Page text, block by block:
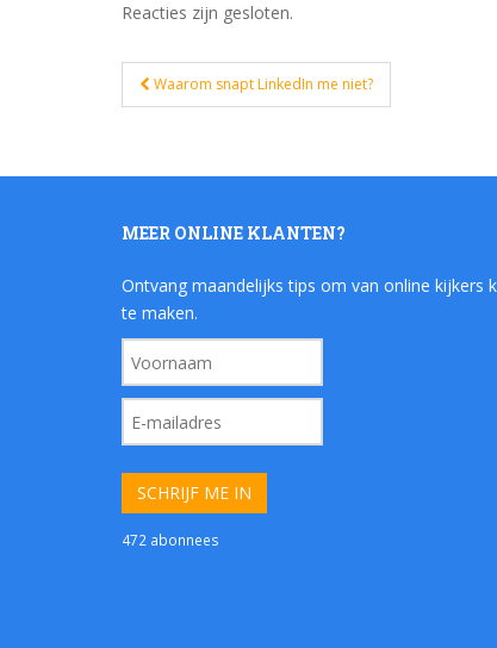
Reacties zijn gesloten.
Bericht
navigatie
Waarom snapt LinkedIn me niet?
MEER ONLINE KLANTEN?
Ontvang maandelijks tips om van online kijkers
te maken.
472 abonnees